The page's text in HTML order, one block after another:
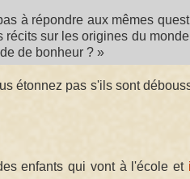
à répondre aux mêmes
sur les origines du
de bonheur ? »
étonnez pas s'ils sont
enfants qui vont à l'école et